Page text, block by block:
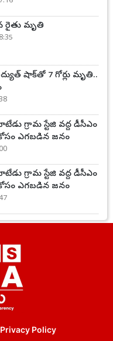
రైతు మృతి
షాక్‌తో 7 గోర్లు మృతి..
గ్రామ స్టేజి వద్ద డీసీఎం
ఎగబడిన జనం
గ్రామ స్టేజి వద్ద డీసీఎం
ఎగబడిన జనం
Privacy Policy